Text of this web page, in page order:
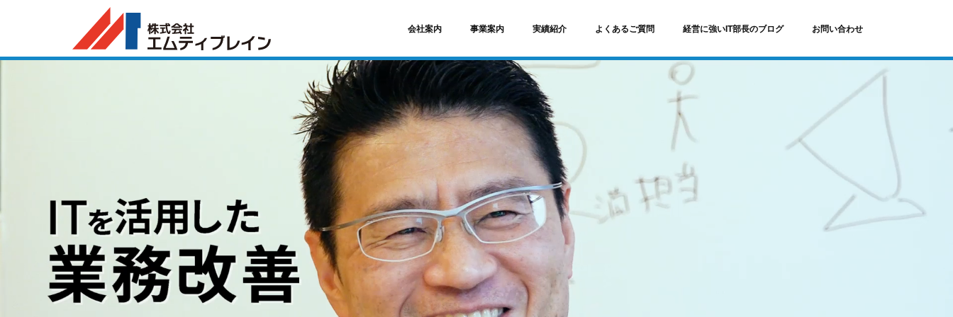
会社案内 事業案内 実績紹介 よくあるご質問 経営に強いIT部長のブログ お問い合わせ